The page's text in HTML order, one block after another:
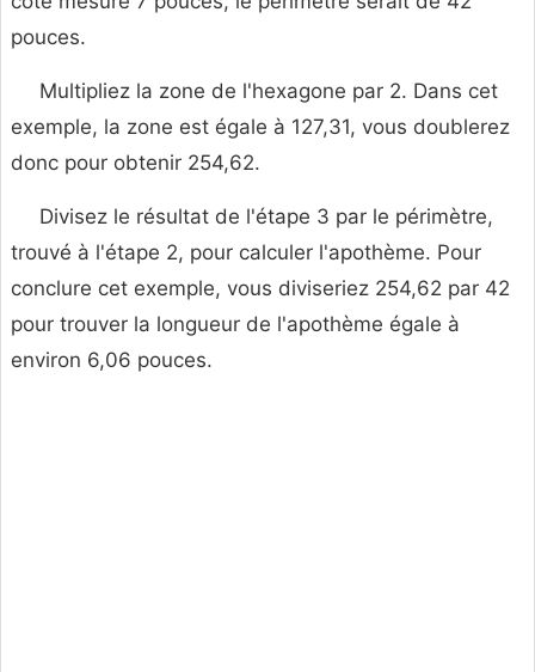
pouces.
Multipliez la zone de l'hexagone par 2. Dans cet
exemple, la zone est égale à 127,31, vous doublerez
donc pour obtenir 254,62.
Divisez le résultat de l'étape 3 par le périmètre,
trouvé à l'étape 2, pour calculer l'apothème. Pour
conclure cet exemple, vous diviseriez 254,62 par 42
pour trouver la longueur de l'apothème égale à
environ 6,06 pouces.